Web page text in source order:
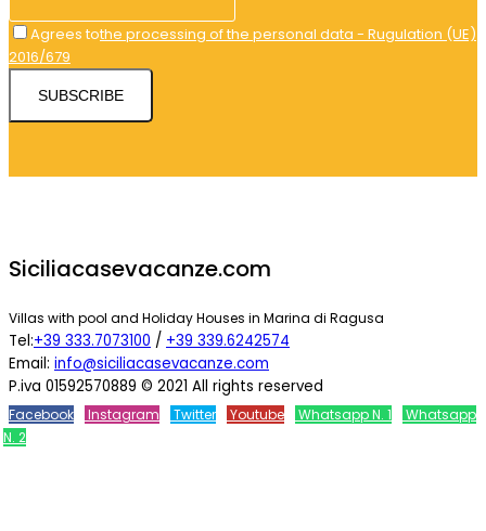
Agrees tothe processing of the personal data - Rugulation (UE)
2016/679
SUBSCRIBE
Siciliacasevacanze.com
Villas with pool and Holiday Houses in Marina di Ragusa
Tel:+39 333.7073100 / +39 339.6242574
Email: info@siciliacasevacanze.com
P.iva 01592570889 © 2021 All rights reserved
Facebook Instagram Twitter Youtube Whatsapp N. 1
Whatsapp
N. 2